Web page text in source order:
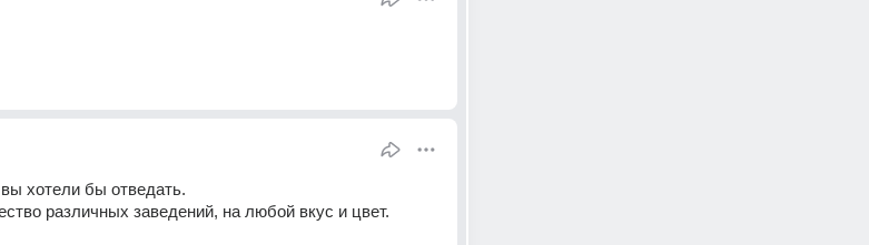
хотели бы отведать.
различных заведений, на любой вкус и цвет.